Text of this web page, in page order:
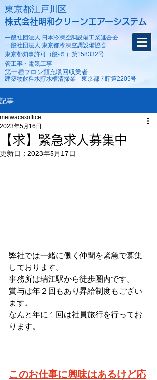
​東京都江戸川区
株式会社明和クリーンエアーシステム
一般社団法人 日本冷凍空調設備工業連合会
東京都知事許可（般-５）第158332号
​管工事・電気工事
一般社団法人 東京都冷凍空調設備協会
第一種フロン類充塡回収業者
建築物飲料水貯水槽清掃業 東京都７貯第2205号
記事
【求】緊急求人募集中
meiwacasoffice
2023年5月16日
更新日： 2023年5月17日
弊社では一緒に働く仲間を緊急で募集
しております。
事務所は瑞江駅から徒歩圏内です。
賞与は年２回もあり昇給制度もござい
ます。
なんと年に１回は社員旅行を行ってお
ります。
このお仕事に興味はあるけど応